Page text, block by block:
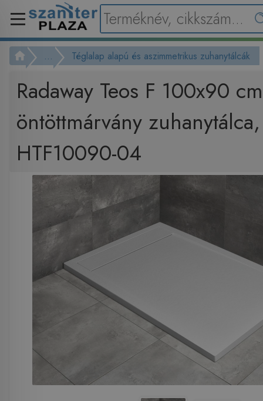
... Téglalap alapú és aszimmetrikus zuhanytálcák
Radaway Teos F 100x90
öntöttmárvány
HTF10090-04